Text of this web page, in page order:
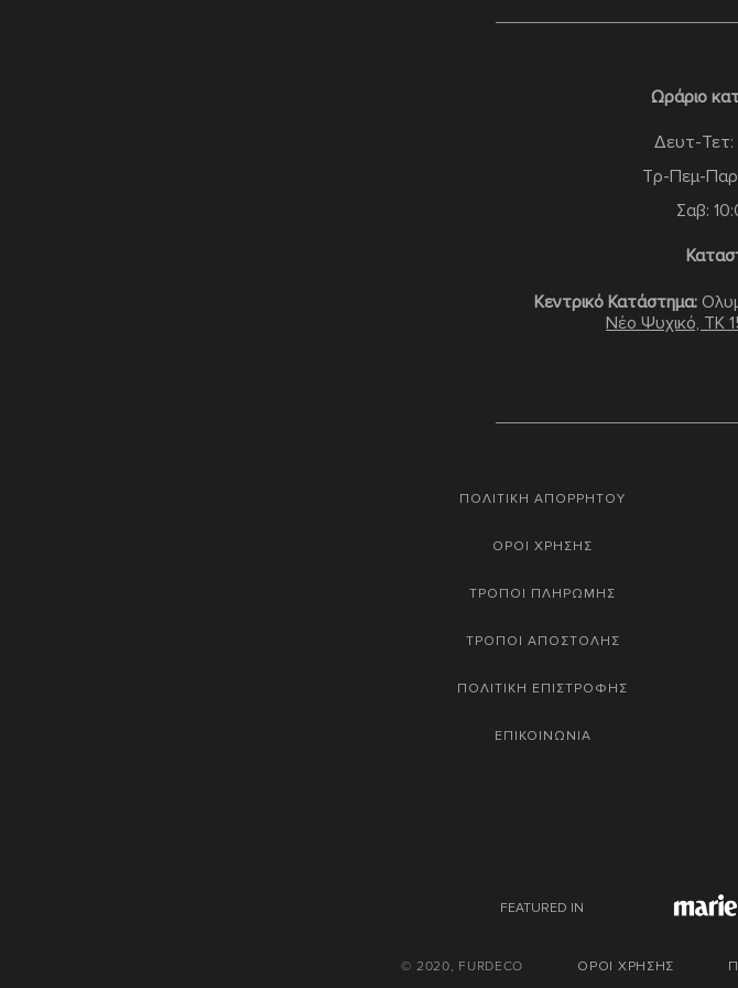
Ωράριο
Δευτ-Τετ:
Τρ-Πεμ-
Σαβ:
Κεντρικό Κατάστημα:
Νέο Ψυχικό, TK
ΠΟΛΙΤΙΚΗ ΑΠΟΡΡΗΤΟΥ
ΟΡΟΙ ΧΡΗΣΗΣ
ΤΡΟΠΟΙ ΠΛΗΡΩΜΗΣ
ΤΡΟΠΟΙ ΑΠΟΣΤΟΛΗΣ
ΠΟΛΙΤΙΚΗ ΕΠΙΣΤΡΟΦΗΣ
ΕΠΙΚΟΙΝΩΝΙΑ
FEATURED IN
© 2020, FURDECO ΟΡΟΙ ΧΡΗΣΗΣ